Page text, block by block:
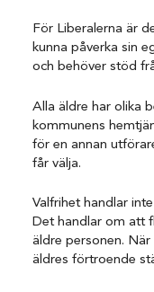
För Liberalerna är
kunna påverka sin
och behöver stöd
Alla äldre har olika
kommunens
för en annan
får välja.
Valfrihet handlar
Det handlar om att
äldre personen.
äldres förtroende